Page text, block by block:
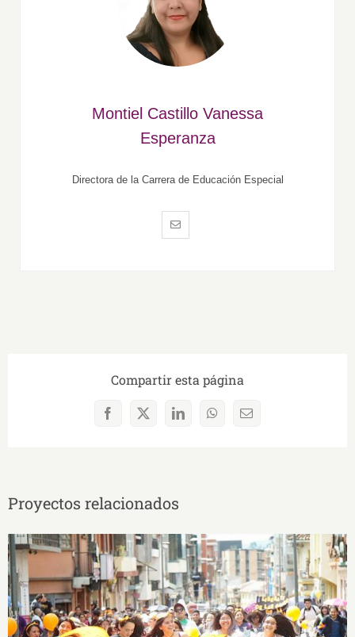
Montiel Castillo Vanessa
Esperanza
Directora de la Carrera de Educación Especial
Compartir esta página
Facebook
X LinkedInWhatsAppCorreo
Proyectos relacionados